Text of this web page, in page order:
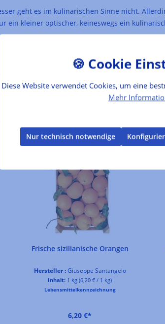
geht es im kulinarischen Sinne nicht.
ein kleiner optischer, keineswegs ein
Frische sizilianische Orangen
Hersteller :Giuseppe Santangelo
Inhalt: 1 kg (6,20 € / 1 kg)
Lebensmittelkennzeichnung
6,20 €*
Diese Website verwendet Cookies, um eine
Mehr
Nur technisch notwendige